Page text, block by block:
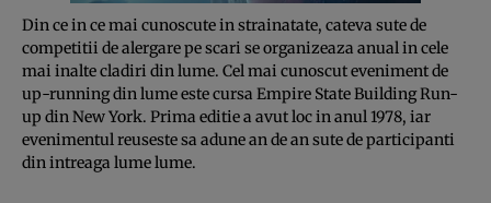
Din ce in ce mai cunoscute in strainatate, cateva sute de
competitii de alergare pe scari se organizeaza anual in cele
mai inalte cladiri din lume. Cel mai cunoscut eveniment de
up-running din lume este cursa Empire State Building Run-
up din New York. Prima editie a avut loc in anul 1978, iar
evenimentul reuseste sa adune an de an sute de participanti
din intreaga lume lume.